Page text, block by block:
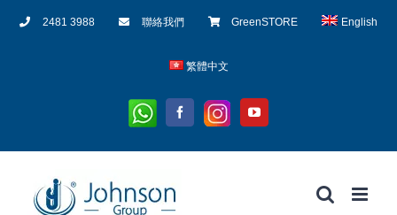
2481 3988 聯絡我們 GreenSTORE English
繁體中文
Whatsapp
Facebook
Instagram
YouTube